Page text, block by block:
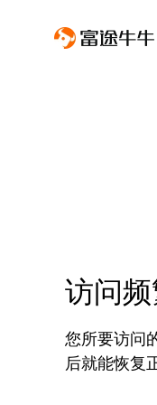
访问
您所要访问
后就能恢复